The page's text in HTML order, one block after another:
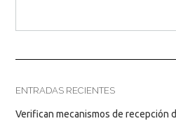
ENTRADAS RECIENTES
Verifican mecanismos de recepción